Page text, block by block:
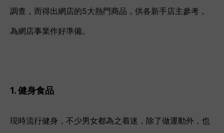
調查，而得出網店的5大熱門商品，供各新手店主參考，
為網店事業作好準備。
1. 健身食品
現時流行健身，不少男女都為之着迷，除了做運動外，也